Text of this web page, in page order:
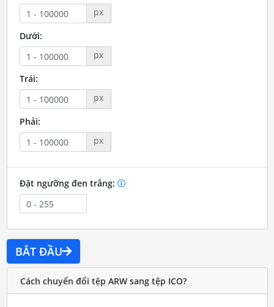
px
Dưới:
px
Trái:
px
Phải:
px
Đặt ngưỡng đen trắng:
BẮT ĐẦU
Cách chuyển đổi tệp ARW sang tệp ICO?